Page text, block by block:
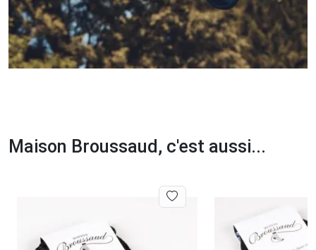
Maison Broussaud, c'est aussi...